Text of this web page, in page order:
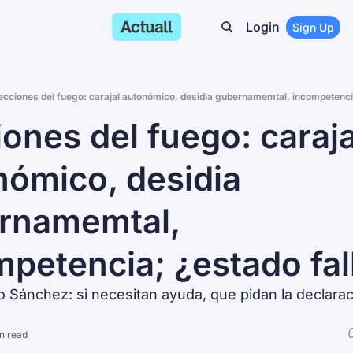
Login Sign Up
del fuego: carajal autonómico, desidia gubernamemtal,
del fuego:
desidia
¿estado
Sánchez: si necesitan ayuda, que pidan la
read